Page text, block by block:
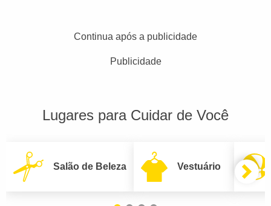
Continua após a publicidade
Publicidade
Lugares para Cuidar de Você
Salão de Beleza Vestuário